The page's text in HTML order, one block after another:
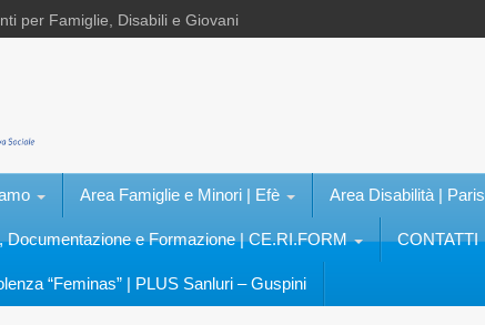
per Famiglie, Disabili e Giovani
Area Famiglie e Minori | Efè Area Disabilità | Paris
Documentazione e Formazione | CE.RI.FORM CONTATTI
“Feminas” | PLUS Sanluri – Guspini